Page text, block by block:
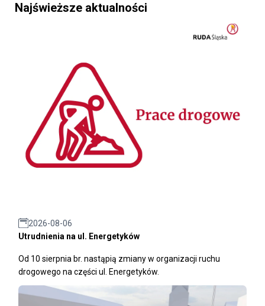
Najświeższe aktualności
2026-08-06
Utrudnienia na ul. Energetyków
Od 10 sierpnia br. nastąpią zmiany w organizacji ruchu
drogowego na części ul. Energetyków.